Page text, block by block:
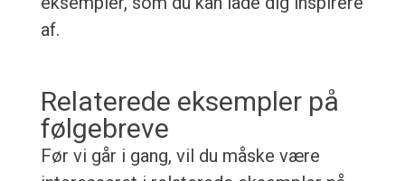
af.
Relaterede eksempler på
følgebreve
Før vi går i gang, vil du måske være